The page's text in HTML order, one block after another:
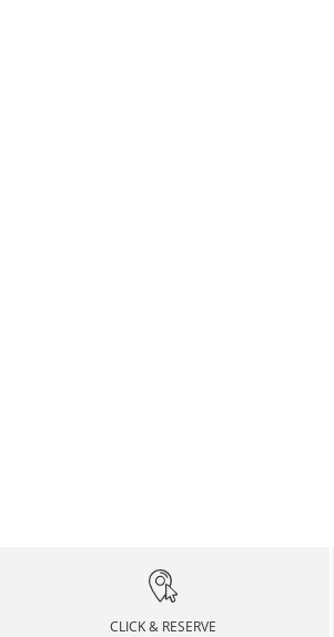
CLICK & RESERVE